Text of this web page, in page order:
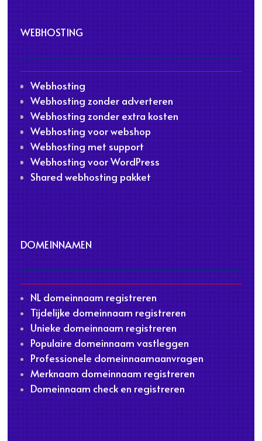
WEBHOSTING
Webhosting
Webhosting zonder adverteren
Webhosting zonder extra kosten
Webhosting voor webshop
Webhosting met support
Webhosting voor WordPress
Shared webhosting pakket
DOMEINNAMEN
NL domeinnaam registreren
Tijdelijke domeinnaam registreren
Unieke domeinnaam registreren
Populaire domeinnaam vastleggen
Professionele domeinnaamaanvragen
Merknaam domeinnaam registreren
Domeinnaam check en registreren